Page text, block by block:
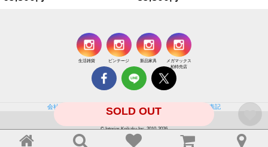
SOLD OUT
生活雑貨 ビンテージ 新品家具
メガマックス
柏特売店
会社概要 個人情報保護方針 特定商取引法に基づく通販の表記
© Interior Keikaku Inc. 2010-2026